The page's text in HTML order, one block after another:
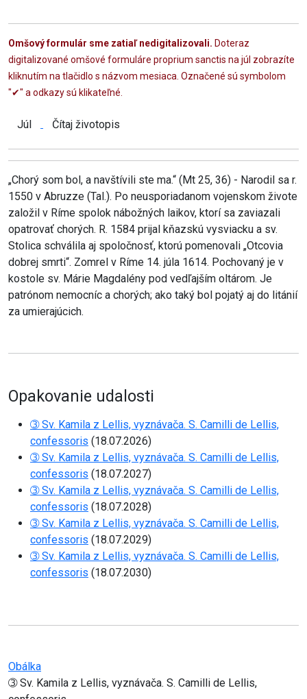
Omšový formulár sme zatiaľ nedigitalizovali. Doteraz
digitalizované omšové formuláre proprium sanctis na júl zobrazíte
kliknutím na tlačidlo s názvom mesiaca. Označené sú symbolom
"✔" a odkazy sú klikateľné.
Júl Čítaj životopis
„Chorý som bol, a navštívili ste ma.“ (Mt 25, 36) - Narodil sa r.
1550 v Abruzze (Tal.). Po neusporiadanom vojenskom živote
založil v Ríme spolok nábožných laikov, ktorí sa zaviazali
opatrovať chorých. R. 1584 prijal kňazskú vysviacku a sv.
Stolica schválila aj spoločnosť, ktorú pomenovali „Otcovia
dobrej smrti“. Zomrel v Ríme 14. júla 1614. Pochovaný je v
kostole sv. Márie Magdalény pod vedľajším oltárom. Je
patrónom nemocníc a chorých; ako taký bol pojatý aj do litánií
za umierajúcich.
Opakovanie udalosti
➂ Sv. Kamila z Lellis, vyznávača. S. Camilli de Lellis,
confessoris (18.07.2026)
➂ Sv. Kamila z Lellis, vyznávača. S. Camilli de Lellis,
confessoris (18.07.2027)
➂ Sv. Kamila z Lellis, vyznávača. S. Camilli de Lellis,
confessoris (18.07.2028)
➂ Sv. Kamila z Lellis, vyznávača. S. Camilli de Lellis,
confessoris (18.07.2029)
➂ Sv. Kamila z Lellis, vyznávača. S. Camilli de Lellis,
confessoris (18.07.2030)
Obálka
➂ Sv. Kamila z Lellis, vyznávača. S. Camilli de Lellis,